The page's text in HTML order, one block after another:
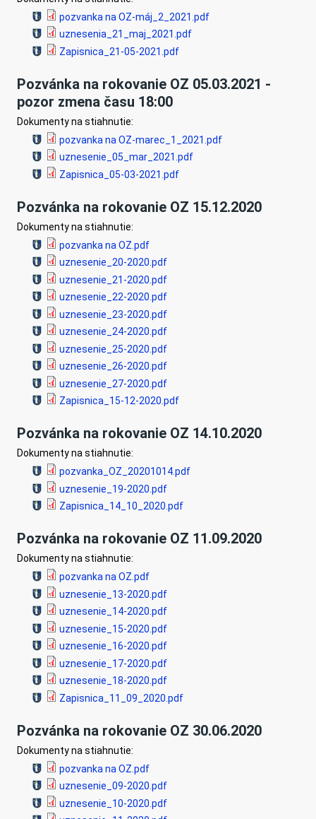
pozvanka na OZ-máj_2_2021.pdf
uznesenia_21_maj_2021.pdf
Zapisnica_21-05-2021.pdf
Pozvánka na rokovanie OZ 05.03.2021 -
pozor zmena času 18:00
Dokumenty na stiahnutie:
pozvanka na OZ-marec_1_2021.pdf
uznesenie_05_mar_2021.pdf
Zapisnica_05-03-2021.pdf
Pozvánka na rokovanie OZ 15.12.2020
Dokumenty na stiahnutie:
pozvanka na OZ.pdf
uznesenie_20-2020.pdf
uznesenie_21-2020.pdf
uznesenie_22-2020.pdf
uznesenie_23-2020.pdf
uznesenie_24-2020.pdf
uznesenie_25-2020.pdf
uznesenie_26-2020.pdf
uznesenie_27-2020.pdf
Zapisnica_15-12-2020.pdf
Pozvánka na rokovanie OZ 14.10.2020
Dokumenty na stiahnutie:
pozvanka_OZ_20201014.pdf
uznesenie_19-2020.pdf
Zapisnica_14_10_2020.pdf
Pozvánka na rokovanie OZ 11.09.2020
Dokumenty na stiahnutie:
pozvanka na OZ.pdf
uznesenie_13-2020.pdf
uznesenie_14-2020.pdf
uznesenie_15-2020.pdf
uznesenie_16-2020.pdf
uznesenie_17-2020.pdf
uznesenie_18-2020.pdf
Zapisnica_11_09_2020.pdf
Pozvánka na rokovanie OZ 30.06.2020
Dokumenty na stiahnutie:
pozvanka na OZ.pdf
uznesenie_09-2020.pdf
uznesenie_10-2020.pdf